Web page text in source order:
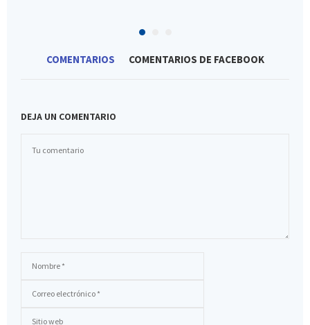
COMENTARIOS COMENTARIOS DE FACEBOOK
DEJA UN COMENTARIO